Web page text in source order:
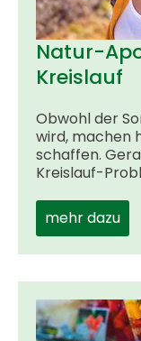
Natur-
Kreislauf
Obwohl der
wird, machen
schaffen.
Kreislauf-
mehr dazu